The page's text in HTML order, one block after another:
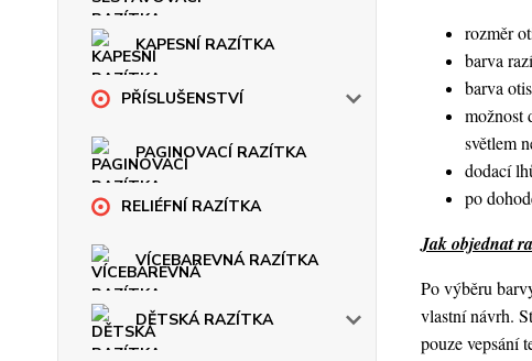
KAPESNÍ RAZÍTKA
PŘÍSLUŠENSTVÍ
PAGINOVACÍ RAZÍTKA
RELIÉFNÍ RAZÍTKA
VÍCEBAREVNÁ RAZÍTKA
DĚTSKÁ RAZÍTKA
rozměr
barva
barva
možnost
světlem
dodací
po
Jak objednat
Po výběru
vlastní návrh.
pouze vepsání